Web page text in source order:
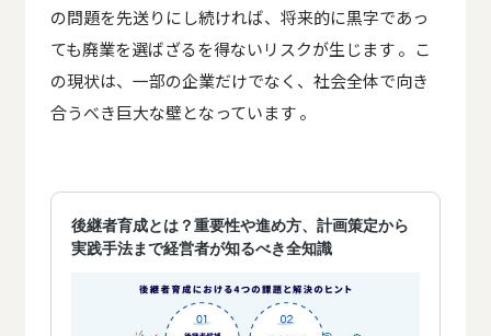
の問題を先送りにし続ければ、将来的に黒字であっ
ても廃業を選ばざるを得ないリスクが生じます 。こ
の現状は、一部の企業だけでなく、社会全体で向き
合うべき巨大な壁となっています 。